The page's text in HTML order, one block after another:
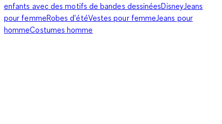
enfants avec des motifs de bandes dessinéesDisney Jeans
pour femmeRobes d'étéVestes pour femme Jeans pour
hommeCostumes homme